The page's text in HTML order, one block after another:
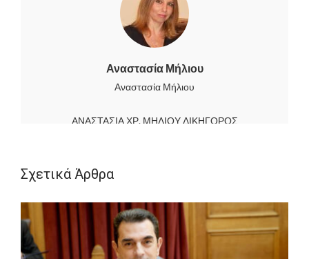
Αναστασία Μήλιου
Αναστασία Μήλιου
ΑΝΑΣΤΑΣΙΑ ΧΡ. ΜΗΛΙΟΥ ΔΙΚΗΓΟΡΟΣ
Λεωφ. Μεσογείων 403, Αγία ΠαρασκευήΤηλ.
e-mail: natmil@otenet.gr, info@legalaction.gr
www.legalaction.gr, fb: Αναστασία Μήλιου
Σχετικά Άρθρα